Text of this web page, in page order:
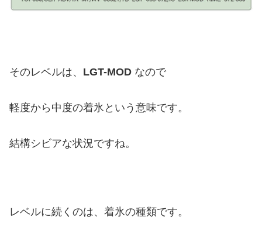
そのレベルは、 LGT-MOD なので
軽度から中度の着氷という意味です。
結構シビアな状況ですね。
レベルに続くのは、着氷の種類です。